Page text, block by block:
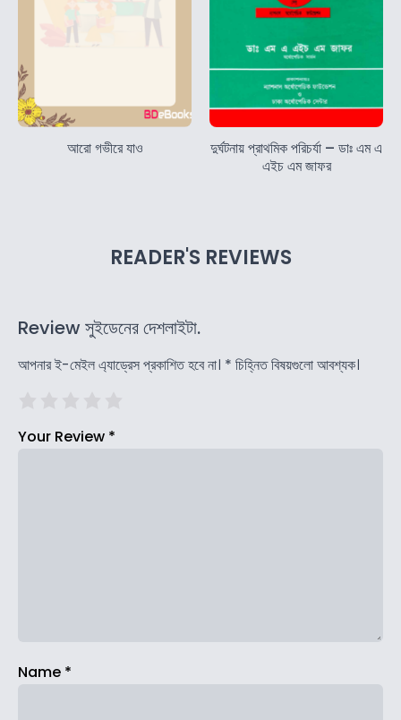
আরো গভীরে যাও
দুর্ঘটনায় প্রাথমিক পরিচর্যা – ডাঃ এম এ
এইচ এম জাফর
READER'S REVIEWS
Review সুইডেনের দেশলাইটা.
আপনার ই-মেইল এ্যাড্রেস প্রকাশিত হবে না। * চিহ্নিত বিষয়গুলো আবশ্যক।
Your Review *
Name *